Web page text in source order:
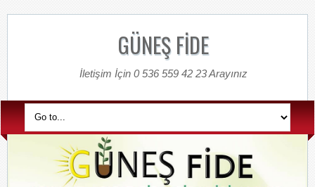
GÜNEŞ FİDE
İletişim İçin 0 536 559 42 23 Arayınız